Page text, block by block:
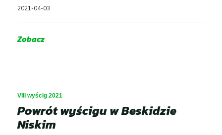
2021-04-03
Zobacz
VIII wyścig 2021
Powrót wyścigu w Beskidzie
Niskim